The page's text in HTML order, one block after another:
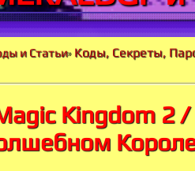
и Статьи» Коды, Секреты,
Kingdom 2 /